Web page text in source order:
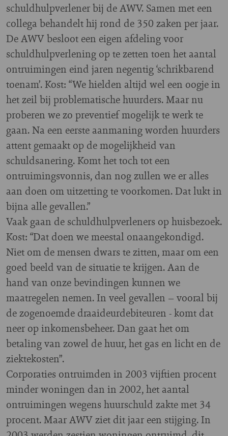
schuldhulpverlener bij de AWV. Samen met een
collega behandelt hij rond de 350 zaken per jaar.
De AWV besloot een eigen afdeling voor
schuldhulpverlening op te zetten toen het aantal
ontruimingen eind jaren negentig ‘schrikbarend
toenam’. Kost: “We hielden altijd wel een oogje in
het zeil bij problematische huurders. Maar nu
proberen we zo preventief mogelijk te werk te
gaan. Na een eerste aanmaning worden huurders
attent gemaakt op de mogelijkheid van
schuldsanering. Komt het toch tot een
ontruimingsvonnis, dan nog zullen we er alles
aan doen om uitzetting te voorkomen. Dat lukt in
bijna alle gevallen.”
Vaak gaan de schuldhulpverleners op huisbezoek.
Kost: “Dat doen we meestal onaangekondigd.
Niet om de mensen dwars te zitten, maar om een
goed beeld van de situatie te krijgen. Aan de
hand van onze bevindingen kunnen we
maatregelen nemen. In veel gevallen – vooral bij
de zogenoemde draaideurdebiteuren - komt dat
neer op inkomensbeheer. Dan gaat het om
betaling van zowel de huur, het gas en licht en de
ziektekosten”.
Corporaties ontruimden in 2003 vijftien procent
minder woningen dan in 2002, het aantal
ontruimingen wegens huurschuld zakte met 34
procent. Maar AWV ziet dit jaar een stijging. In